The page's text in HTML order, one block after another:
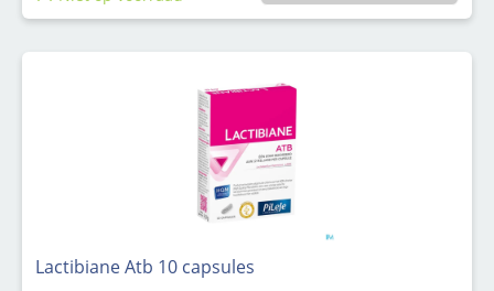
Lactibiane Atb 10 capsules